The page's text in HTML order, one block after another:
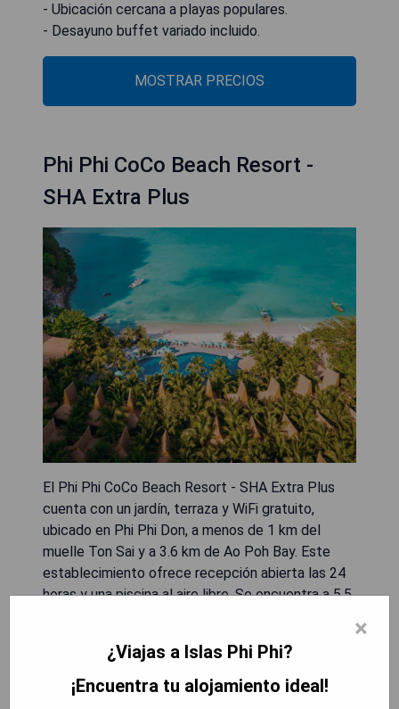
- Ubicación cercana a playas populares.
- Desayuno buffet variado incluido.
MOSTRAR PRECIOS
Phi Phi CoCo Beach Resort -
SHA Extra Plus
El Phi Phi CoCo Beach Resort - SHA Extra Plus
cuenta con un jardín, terraza y WiFi gratuito,
ubicado en Phi Phi Don, a menos de 1 km del
muelle Ton Sai y a 3.6 km de Ao Poh Bay. Este
establecimiento ofrece recepción abierta las 24
horas y una piscina al aire libre. Se encuentra a 5.5
- Ubicación conveniente cerca del muelle y
playas.
×
¿Viajas a Islas Phi Phi?
¡Encuentra tu alojamiento ideal!